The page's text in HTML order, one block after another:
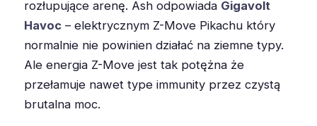
rozłupujące arenę. Ash odpowiada Gigavolt
Havoc – elektrycznym Z-Move Pikachu który
normalnie nie powinien działać na ziemne typy.
Ale energia Z-Move jest tak potężna że
przełamuje nawet type immunity przez czystą
brutalna moc.